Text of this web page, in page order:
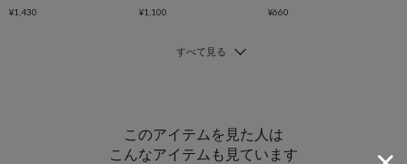
¥1,430
¥1,100
¥660
このアイテムを見た人は
こんなアイテムも見ています